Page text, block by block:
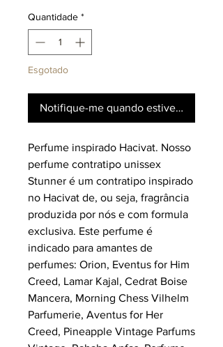
Quantidade *
Esgotado
Notifique-me quando estiver
Perfume inspirado Hacivat. Nosso
perfume contratipo unissex
Stunner é um contratipo inspirado
no Hacivat de, ou seja, fragrância
produzida por nós e com formula
exclusiva. Este perfume é
indicado para amantes de
perfumes: Orion, Eventus for Him
Creed, Lamar Kajal, Cedrat Boise
Mancera, Morning Chess Vilhelm
Parfumerie, Aventus for Her
Creed, Pineapple Vintage Parfums